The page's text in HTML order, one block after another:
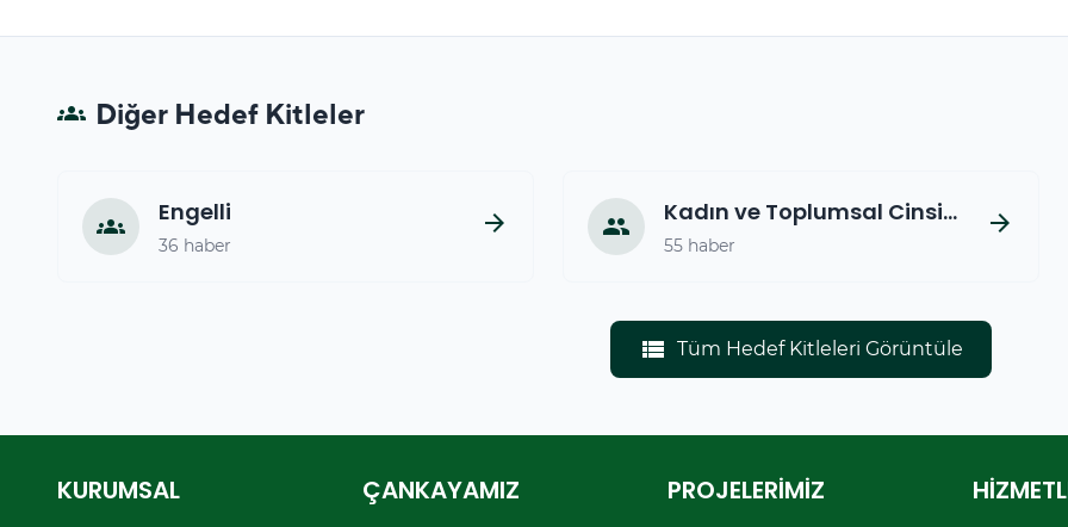
groups Diğer Hedef Kitleler
groups Engelli
36 haber
arrow_forward people Kadın ve Toplumsal Cinsiyet
55 haber
arrow_forward
view_list Tüm Hedef Kitleleri Görüntüle
KURUMSAL ÇANKAYAMIZ PROJELERİMİZ